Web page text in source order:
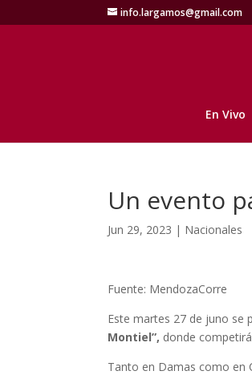
info.largamos@gmail.com
En Vivo
Un evento
Jun 29, 2023 | Nacionales
Fuente: MendozaCorre
Este martes 27 de juno
Montiel”, donde
Tanto en Damas como en